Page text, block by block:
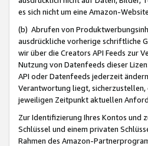
es sich nicht um eine Amazon-
(b) Abrufen von
ausdrückliche vorherige schriftliche
wir über die Creators API Feeds zur
Nutzung von Datenfeeds dieser
API oder Datenfeeds jederzeit
Verantwortung liegt, sicherzustellen,
jeweiligen Zeitpunkt aktuellen
Zur Identifizierung Ihres Kontos und
Schlüssel und einem privaten
Rahmen des Amazon-